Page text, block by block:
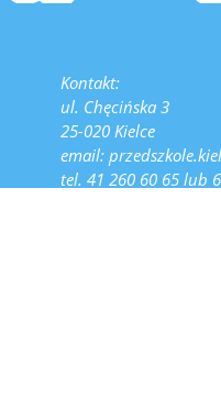
Kontakt:
ul. Chęcińska 3
25-020 Kielce
email:
tel. 41 260 60 65 lub